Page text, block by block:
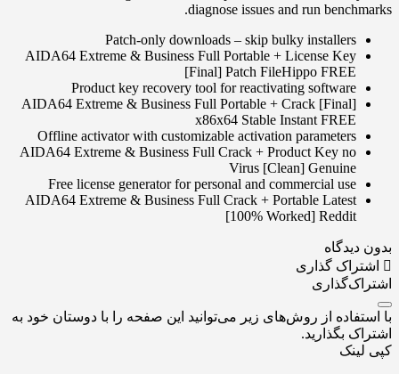
diagnose issues and run benchmarks.
Patch-only downloads – skip bulky installers
AIDA64 Extreme & Business Full Portable + License Key
[Final] Patch FileHippo FREE
Product key recovery tool for reactivating software
AIDA64 Extreme & Business Full Portable + Crack [Final]
x86x64 Stable Instant FREE
Offline activator with customizable activation parameters
AIDA64 Extreme & Business Full Crack + Product Key no
Virus [Clean] Genuine
Free license generator for personal and commercial use
AIDA64 Extreme & Business Full Crack + Portable Latest
[100% Worked] Reddit
بدون دیدگاه
اشتراک گذاری
اشتراک‌گذاری
با استفاده از روش‌های زیر می‌توانید این صفحه را با دوستان خود به
اشتراک بگذارید.
کپی لینک